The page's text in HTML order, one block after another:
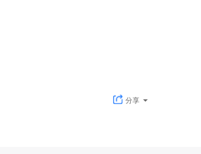
分享